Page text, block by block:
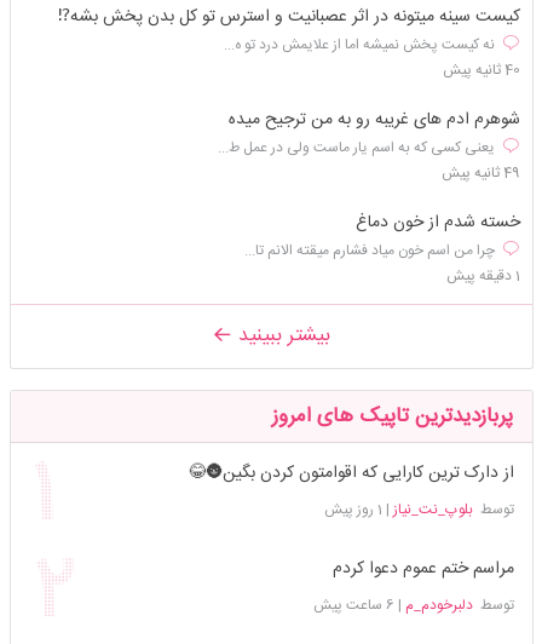
کیست سینه میتونه در اثر عصبانیت و استرس تو کل بدن پخش بشه⁉️
نه کیست پخش نمیشه اما از علایمش درد تو ه...
40 ثانیه پیش
شوهرم ادم های غریبه رو به من ترجیح میده
یعنی کسی که به اسم یار ماست ولی در عمل ط...
49 ثانیه پیش
خسته شدم از خون دماغ
چرا من اسم خون میاد فشارم میقته الانم تا...
1 دقیقه پیش
بیشتر ببینید
پربازدیدترین تاپیک های امروز
از دارک ترین کارایی که اقوامتون کردن بگین🌚😂
توسطبلوپ_نت_نیاز | 1 روز پیش
مراسم ختم عموم دعوا کردم
توسطدلبرخودم_م | 6 ساعت پیش